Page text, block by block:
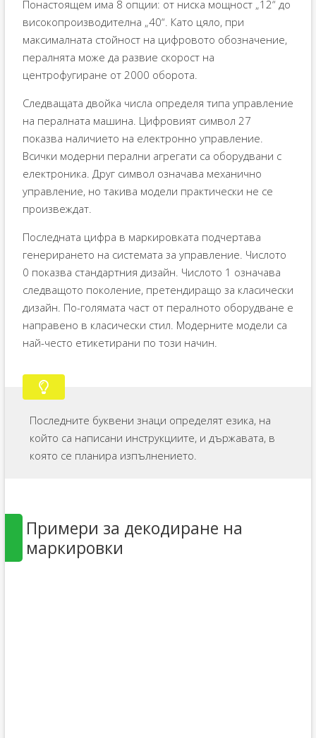
Понастоящем има 8 опции: от ниска мощност „12“ до
високопроизводителна „40“. Като цяло, при
максималната стойност на цифровото обозначение,
пералнята може да развие скорост на
центрофугиране от 2000 оборота.
Следващата двойка числа определя типа управление
на пералната машина. Цифровият символ 27
показва наличието на електронно управление.
Всички модерни перални агрегати са оборудвани с
електроника. Друг символ означава механично
управление, но такива модели практически не се
произвеждат.
Последната цифра в маркировката подчертава
генерирането на системата за управление. Числото
0 показва стандартния дизайн. Числото 1 означава
следващото поколение, претендиращо за класически
дизайн. По-голямата част от пералното оборудване е
направено в класически стил. Модерните модели са
най-често етикетирани по този начин.
Последните буквени знаци определят езика, на
който са написани инструкциите, и държавата, в
която се планира изпълнението.
Примери за декодиране на
маркировки